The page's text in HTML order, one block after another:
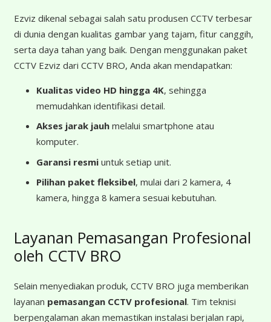
Ezviz dikenal sebagai salah satu produsen CCTV terbesar
di dunia dengan kualitas gambar yang tajam, fitur canggih,
serta daya tahan yang baik. Dengan menggunakan paket
CCTV Ezviz dari CCTV BRO, Anda akan mendapatkan:
Kualitas video HD hingga 4K, sehingga
memudahkan identifikasi detail.
Akses jarak jauh melalui smartphone atau
komputer.
Garansi resmi untuk setiap unit.
Pilihan paket fleksibel, mulai dari 2 kamera, 4
kamera, hingga 8 kamera sesuai kebutuhan.
Layanan Pemasangan Profesional
oleh CCTV BRO
Selain menyediakan produk, CCTV BRO juga memberikan
layanan pemasangan CCTV profesional. Tim teknisi
berpengalaman akan memastikan instalasi berjalan rapi,